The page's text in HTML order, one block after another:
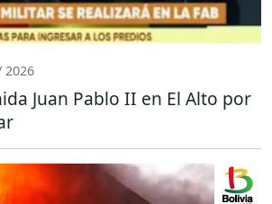
2026
Juan Pablo II en El Alto por